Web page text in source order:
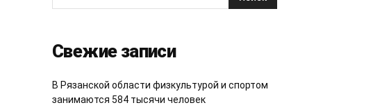
Свежие записи
В Рязанской области физкультурой и спортом
занимаются 584 тысячи человек